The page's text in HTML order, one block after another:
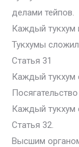
делами тейпов.
Каждый тукхум
Тукхумы
Статья 31
Каждый тукхум
Каждый тукхум
Статья 32.
Высшим